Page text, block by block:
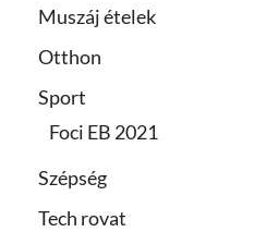
Muszáj ételek
Otthon
Sport
Foci EB 2021
Szépség
Tech rovat